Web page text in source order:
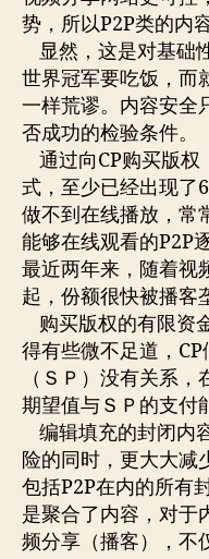
势，所以P2P类的内
显然，这是对基础
世界冠军要吃饭，而
一样荒谬。内容安全
否成功的检验条件。
通过向CP购买版权
式，至少已经出现了
做不到在线播放，常
能够在线观看的P2P
最近两年来，随着视
起，份额很快被播客
购买版权的有限资
得有些微不足道，
（ＳＰ）没有关系
期望值与ＳＰ的支付
编辑填充的封闭内
险的同时，更大大减
包括P2P在内的所有
是聚合了内容，对于
频分享（播客），不